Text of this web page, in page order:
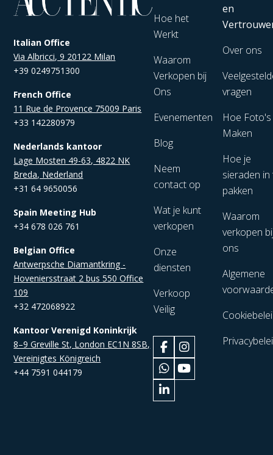
Italian Office
Via Albricci, 9 20122 Milan
+39 0249751300
French Office
11 Rue de Provence 75009 Paris
+33 142280979
Nederlands kantoor
Lage Mosten 49-63, 4822 NK
Breda, Nederland
+31 64 9650056
Spain Meeting Hub
+34 678 026 761
Belgian Office
Antwerpsche Diamantkring -
Hoveniersstraat 2 bus 550 Office
109
+32 472068922
Kantoor Verenigd Koninkrijk
8–9 Greville St, London EC1N 8SB,
Vereinigtes Königreich
+44 7591 044179
Hoe het
Werkt
Waarom
Verkopen bij
Ons
Evenementen
Blog
Neem
contact op
Wat je kunt
verkopen
Onze
diensten
Verkoop
Veilig
en
Over ons
vragen
Hoe
Maken
Hoe je
sieraden in
pakken
Waarom
verkopen
ons
Algemene